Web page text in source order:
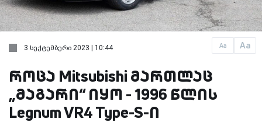
Aa Aa
3 სექტემბერი 2023 | 10:44
როცა Mitsubishi მართლაც
„მაგარი“ იყო - 1996 წლის
Legnum VR4 Type-S-ი